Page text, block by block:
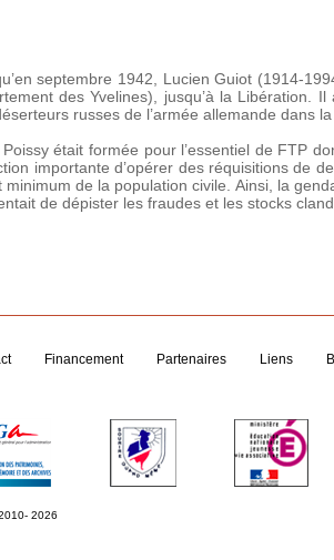
septembre 1942, Lucien Guiot (1914-
des Yvelines), jusqu’à la Libération.
russes de l’armée allemande dans
était formée pour l’essentiel de FTP
importante d’opérer des réquisitions de
de la population civile. Ainsi, la
de dépister les fraudes et les stocks
Financement Partenaires Liens
2026